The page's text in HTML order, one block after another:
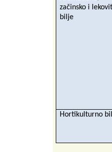
začinsko i
bilje
Hortikulturno